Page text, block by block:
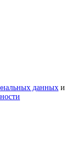
данных и